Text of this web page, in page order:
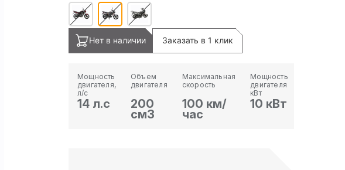
Нет в наличии Заказать в 1 клик
Мощность
двигателя,
л/с
14 л.с
Объем
двигателя
200
см3
Максимальная
скорость
100 км/
час
Мощность
двигателя
кВт
10 кВт